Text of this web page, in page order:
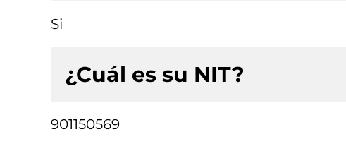
Si
¿Cuál es su NIT?
901150569